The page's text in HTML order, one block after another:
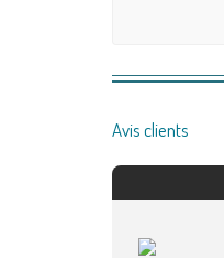
Avis clients